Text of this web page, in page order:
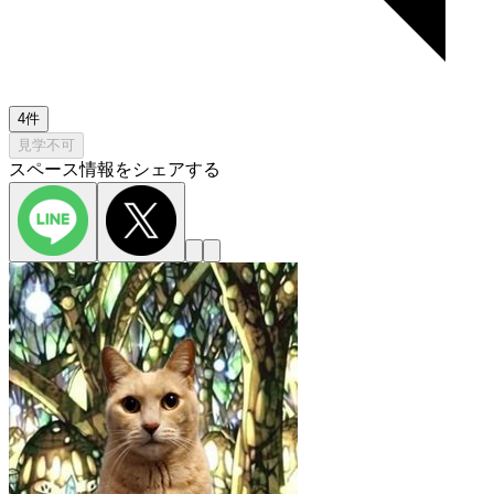
4件
見学不可
スペース情報をシェアする